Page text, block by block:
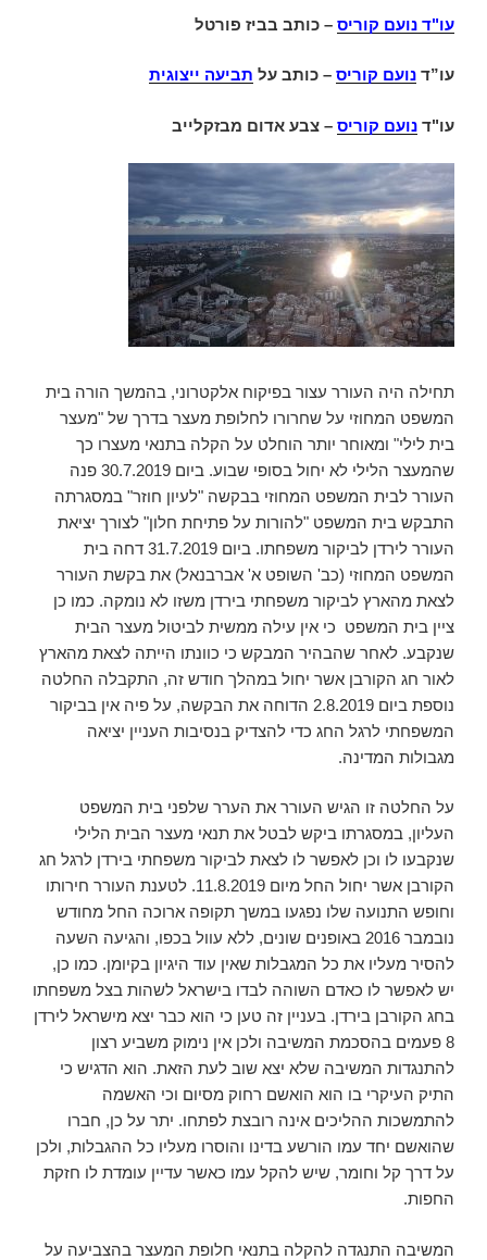
עו"ד נועם קוריס – כותב בביז פורטל
עו”ד נועם קוריס – כותב על תביעה ייצוגית
עו"ד נועם קוריס – צבע אדום מבזקלייב
תחילה היה העורר עצור בפיקוח אלקטרוני, בהמשך הורה בית
המשפט המחוזי על שחרורו לחלופת מעצר בדרך של "מעצר
בית לילי" ומאוחר יותר הוחלט על הקלה בתנאי מעצרו כך
שהמעצר הלילי לא יחול בסופי שבוע. ביום 30.7.2019 פנה
העורר לבית המשפט המחוזי בבקשה "לעיון חוזר" במסגרתה
התבקש בית המשפט "להורות על פתיחת חלון" לצורך יציאת
העורר לירדן לביקור משפחתו. ביום 31.7.2019 דחה בית
המשפט המחוזי (כב' השופט א' אברבנאל) את בקשת העורר
לצאת מהארץ לביקור משפחתי בירדן משזו לא נומקה. כמו כן
ציין בית המשפט כי אין עילה ממשית לביטול מעצר הבית
שנקבע. לאחר שהבהיר המבקש כי כוונתו הייתה לצאת מהארץ
לאור חג הקורבן אשר יחול במהלך חודש זה, התקבלה החלטה
נוספת ביום 2.8.2019 הדוחה את הבקשה, על פיה אין בביקור
המשפחתי לרגל החג כדי להצדיק בנסיבות העניין יציאה
מגבולות המדינה.
על החלטה זו הגיש העורר את הערר שלפני בית המשפט
העליון, במסגרתו ביקש לבטל את תנאי מעצר הבית הלילי
שנקבעו לו וכן לאפשר לו לצאת לביקור משפחתי בירדן לרגל חג
הקורבן אשר יחול החל מיום 11.8.2019. לטענת העורר חירותו
וחופש התנועה שלו נפגעו במשך תקופה ארוכה החל מחודש
נובמבר 2016 באופנים שונים, ללא עוול בכפו, והגיעה השעה
להסיר מעליו את כל המגבלות שאין עוד היגיון בקיומן. כמו כן,
יש לאפשר לו כאדם השוהה לבדו בישראל לשהות בצל משפחתו
בחג הקורבן בירדן. בעניין זה טען כי הוא כבר יצא מישראל לירדן
8 פעמים בהסכמת המשיבה ולכן אין נימוק משביע רצון
להתנגדות המשיבה שלא יצא שוב לעת הזאת. הוא הדגיש כי
התיק העיקרי בו הוא הואשם רחוק מסיום וכי האשמה
להתמשכות ההליכים אינה רובצת לפתחו. יתר על כן, חברו
שהואשם יחד עמו הורשע בדינו והוסרו מעליו כל ההגבלות, ולכן
על דרך קל וחומר, שיש להקל עמו כאשר עדיין עומדת לו חזקת
החפות.
המשיבה התנגדה להקלה בתנאי חלופת המעצר בהצביעה על